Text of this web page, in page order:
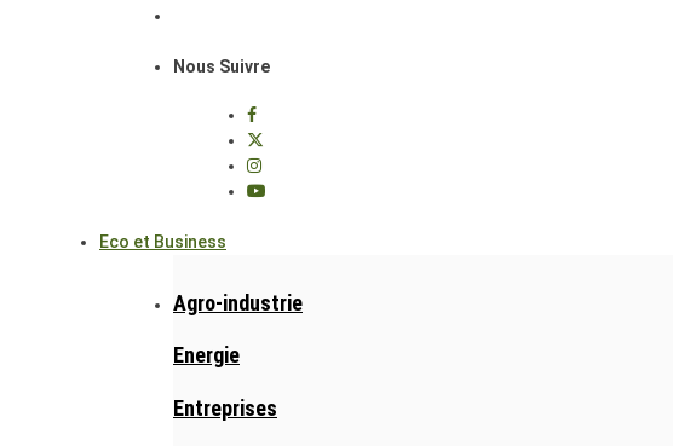
Nous Suivre
Eco et Business
Agro-industrie
Energie
Entreprises